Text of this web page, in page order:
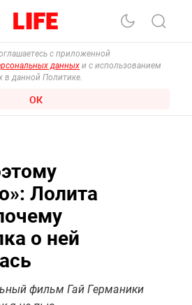
с приложенной
данных и с использованием
в данной Политике.
ОК
Лолита
о ней
фильм Гай Германики